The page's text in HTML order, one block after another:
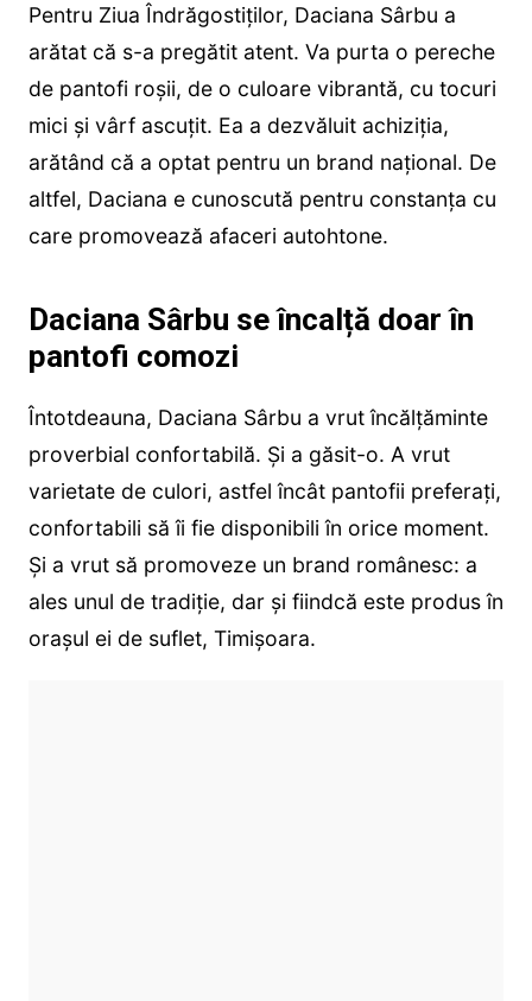
Pentru Ziua Îndrăgostiților, Daciana Sârbu a
arătat că s-a pregătit atent. Va purta o pereche
de pantofi roșii, de o culoare vibrantă, cu tocuri
mici și vârf ascuțit. Ea a dezvăluit achiziția,
arătând că a optat pentru un brand național. De
altfel, Daciana e cunoscută pentru constanța cu
care promovează afaceri autohtone.
Daciana Sârbu se încalță doar în
pantofi comozi
Întotdeauna, Daciana Sârbu a vrut încălțăminte
proverbial confortabilă. Și a găsit-o. A vrut
varietate de culori, astfel încât pantofii preferați,
confortabili să îi fie disponibili în orice moment.
Și a vrut să promoveze un brand românesc: a
ales unul de tradiție, dar și fiindcă este produs în
orașul ei de suflet, Timișoara.